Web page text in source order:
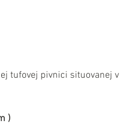
tufovej pivnici situovanej v
)